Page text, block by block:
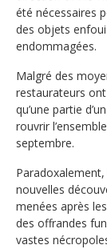
été nécessaires
des objets
endommagées.
Malgré des
restaurateurs
qu’une partie
rouvrir
septembre.
nouvelles
menées après
des offrandes
vastes